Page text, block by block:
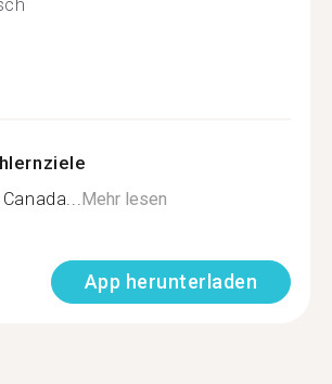
Mehr lesen
App herunterladen